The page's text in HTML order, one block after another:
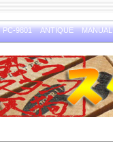
PC-9801 ANTIQUE MANUAL